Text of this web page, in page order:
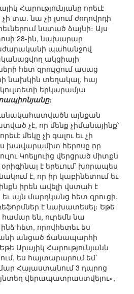
Հարությունյանը որեւէ
տա. նա չի լսում ժողովրդի
նստած ձայնի։ Այս
28-ին, նախարար
պահանջով
ակցիայի
հետ զրույցում ասաց
նախկին տեղակալ, հայ
երկարամյա
։
այնքան
չէ, որ մենք չիմանայինք՝
մեկը չի գալու եւ չի
խավարամիտ հերոսը որ
Կոելյուից վերցրած միտքն
է երեւում՝ խորապես
է, որ իր կաբինետում եւ
իրեն ավելի վստահ է
այն մարդկանց հետ զրուցի,
է նախատեսել։ Եթե
համար են, ուրեմն նա
հետ, որովհետեւ ես
անցած ճանապարհի
Արայիկ Հարությունյանն
ես հայտարարում եմ՝
Հայաստանում 3 դպրոց
վերապատրաստվելու»,-